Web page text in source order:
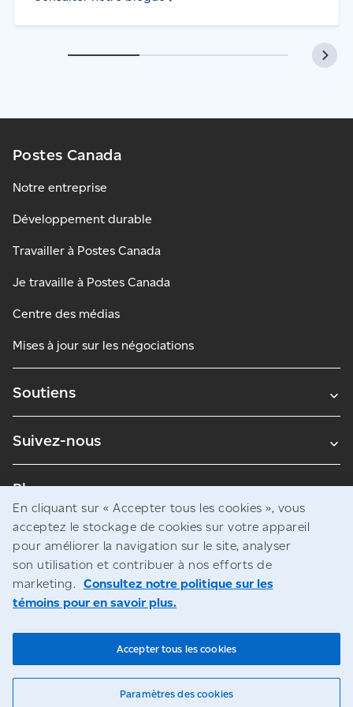
Postes Canada
Notre entreprise
Développement durable
Travailler à Postes Canada
Je travaille à Postes Canada
Centre des médias
Mises à jour sur les négociations
Soutiens
Suivez-nous
Blogues
© Société canadienne des postes
Avis juridiques
Accès à l’information
En cliquant sur « Accepter tous les cookies », vous
acceptez le stockage de cookies sur votre appareil
pour améliorer la navigation sur le site, analyser
son utilisation et contribuer à nos efforts de
marketing. Consultez notre politique sur les
témoins pour en savoir plus.
Paramètres des cookies
Accepter tous les cookies